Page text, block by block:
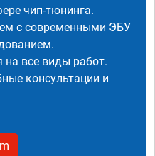
чип-тюнинга.
с современными ЭБУ
на все виды работ.
консультации и